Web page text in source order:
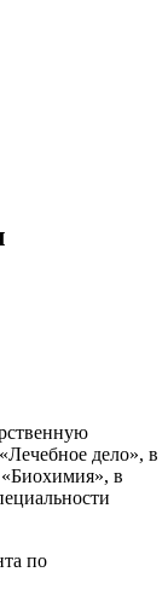
дело», в
в
по